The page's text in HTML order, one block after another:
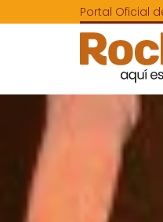
Portal Oficial